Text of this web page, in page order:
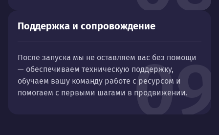
09
Поддержка и сопровождение
После запуска мы не оставляем вас без помощи
— обеспечиваем техническую поддержку,
обучаем вашу команду работе с ресурсом и
помогаем с первыми шагами в продвижении.